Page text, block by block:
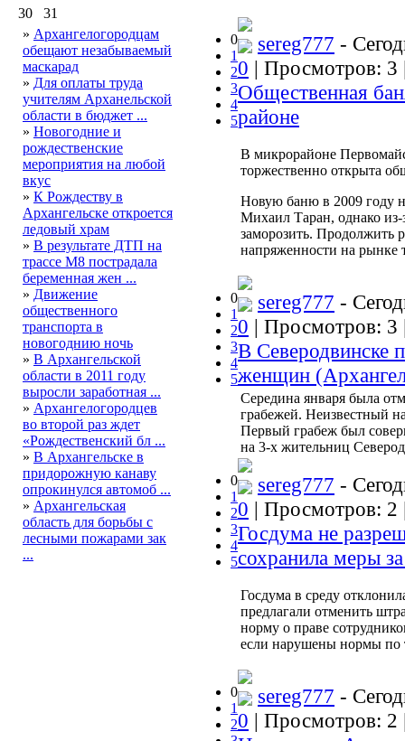
30
31
» Архангелогородцам
обещают незабываемый
маскарад
» Для оплаты труда
учителям Арханельской
области в бюджет ...
» Новогодние и
рождественские
мероприятия на любой
вкус
» К Рождеству в
Архангельске откроется
ледовый храм
» В результате ДТП на
трассе М8 пострадала
беременная жен ...
» Движение
общественного
транспорта в
новогоднию ночь
» В Архангельской
области в 2011 году
выросли заработная ...
» Архангелогородцев
во второй раз ждет
«Рождественский бл ...
» В Архангельске в
придорожную канаву
опрокинулся автомоб ...
» Архангельская
область для борьбы с
лесными пожарами зак
...
0
1
2
3
4
5
sereg777 -
0 | Просмотров:
Общественная
районе
В микрорайоне
торжественно открыта
Новую баню в 2009 году
Михаил Таран, однако из-
заморозить. Продолжить
напряженности на рынке
0
1
2
3
4
5
sereg777 -
0 | Просмотров:
В Северодвинске
женщин
Середина января была
грабежей. Неизвестный
Первый грабеж был
на 3-х жительниц
0
1
2
3
4
5
sereg777 -
0 | Просмотров:
Госдума не
сохранила меры
Госдума в среду
предлагали отменить
норму о праве
если нарушены нормы по
0
1
2
sereg777 -
0 | Просмотров: